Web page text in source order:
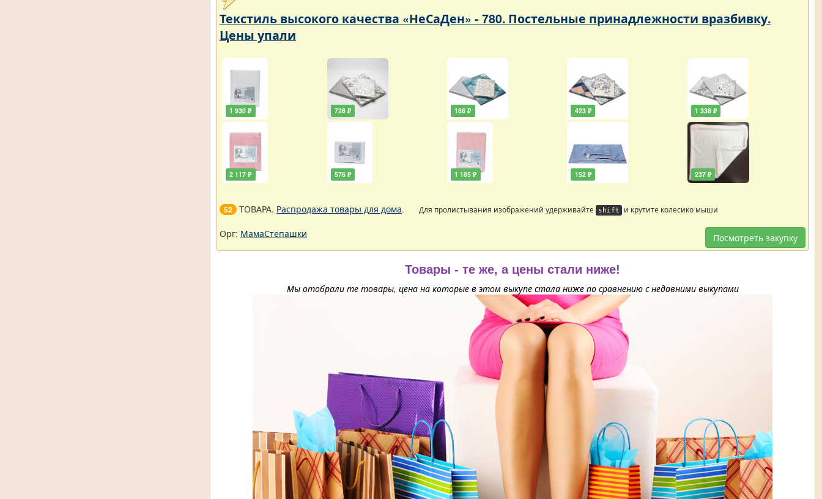
Текстиль высокого качества «НеСаДен» - 780. Постельные принадлежности вразбивку.
Цены упали
1 930 ₽
2 117 ₽
728 ₽
576 ₽
186 ₽
1 185 ₽
423 ₽
152 ₽
1 338 ₽
237 ₽
52 ТОВАРА. Распродажа товары для дома. Для пролистывания изображений удерживайте shift и крутите колесико мыши
Посмотреть закупку
Орг: МамаСтепашки
Товары - те же, а цены стали ниже!
Мы отобрали те товары, цена на которые в этом выкупе стала ниже по сравнению с недавними выкупами